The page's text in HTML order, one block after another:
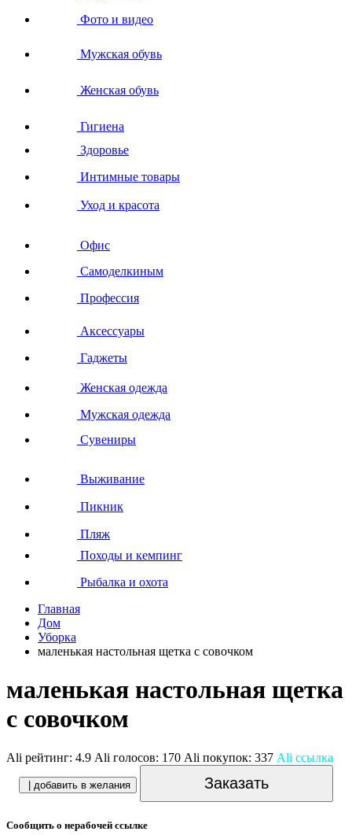
Фото и видео
Мужская обувь
Женская обувь
Гигиена
Здоровье
Интимные товары
Уход и красота
Офис
Самоделкиным
Профессия
Аксессуары
Гаджеты
Женская одежда
Мужская одежда
Сувениры
Выживание
Пикник
Пляж
Походы и кемпинг
Рыбалка и охота
Главная
Дом
Уборка
маленькая настольная щетка с совочком
маленькая настольная щетка
с совочком
Ali рейтинг: 4.9 Ali голосов: 170 Ali покупок: 337 Ali ссылка
| добавить в желания Заказать
Сообщить о нерабочей ссылке